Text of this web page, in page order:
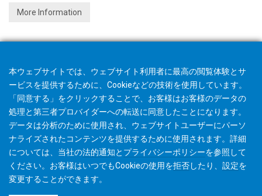
More Information
本ウェブサイトでは、ウェブサイト利用者に最高の閲覧体験とサ
ービスを提供するために、Cookieなどの技術を使用しています。
「同意する」をクリックすることで、お客様はお客様のデータの
処理と第三者プロバイダーへの転送に同意したことになります。
データは分析のために使用され、ウェブサイトユーザーにパーソ
ナライズされたコンテンツを提供するために使用されます。詳細
については、当社の法的通知と プライバシーポリシーを参照して
ください。お客様はいつでもCookieの使用を拒否したり、 設定を
変更することができます。